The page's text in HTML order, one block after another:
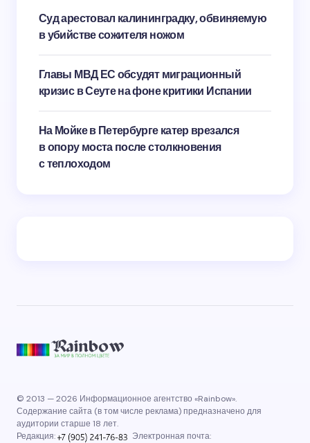
Суд арестовал калининградку, обвиняемую
в убийстве сожителя ножом
Главы МВД ЕС обсудят миграционный
кризис в Сеуте на фоне критики Испании
На Мойке в Петербурге катер врезался
в опору моста после столкновения
с теплоходом
© 2013 — 2026 Информационное агентство «Rainbow».
Содержание сайта (в том числе реклама) предназначено для
аудитории старше 18 лет.
Редакция:
Электронная почта: